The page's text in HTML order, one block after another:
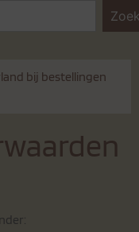
bij bestellingen